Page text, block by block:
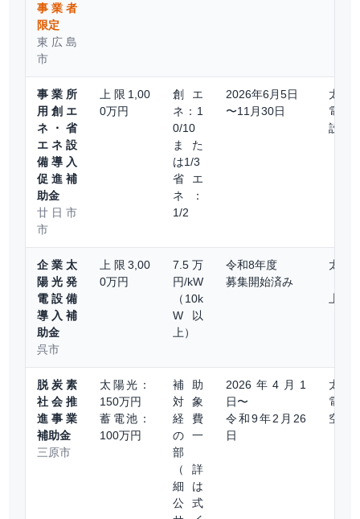
事業者
限定
東広島
市
事業所
用創エ
ネ・省
エネ設
備導入
促進補
助金
廿日市
市
上限1,00
0万円
創エ
ネ：1
0/10
また
は1/3
省エ
ネ：
1/2
2026年6月5日
〜11月30日
太
電・
設備
企業太
陽光発
電設備
導入補
助金
呉市
上限3,00
0万円
7.5万
円/kW
（10k
W以
上）
令和8年度
募集開始済み
太陽
上）
脱炭素
社会推
進事業
補助金
三原市
太陽光：
150万円
蓄電池：
100万円
補助
対象
経費
の一
部
（詳
細は
公式
2026年4月1
日〜
令和9年2月26
日
太陽
電池
空調